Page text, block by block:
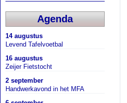
Agenda
14 augustus
Levend Tafelvoetbal
16 augustus
Zeijer Fietstocht
2 september
Handwerkavond in het MFA